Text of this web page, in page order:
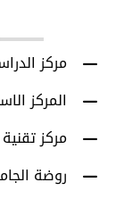
مركز
المركز
مركز
روضة